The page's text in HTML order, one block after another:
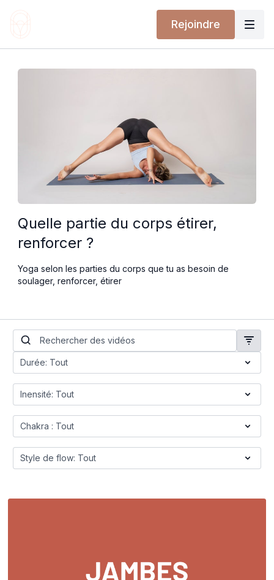
Rejoindre
Quelle partie du corps étirer,
renforcer ?
Yoga selon les parties du corps que tu as besoin de
soulager, renforcer, étirer